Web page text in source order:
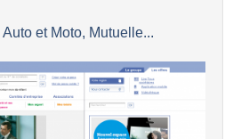
et Moto, Mutuelle...